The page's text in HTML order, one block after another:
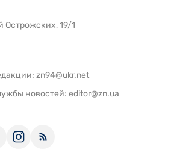
Острожских, 19/1
zn94@ukr.net
новостей: editor@zn.ua